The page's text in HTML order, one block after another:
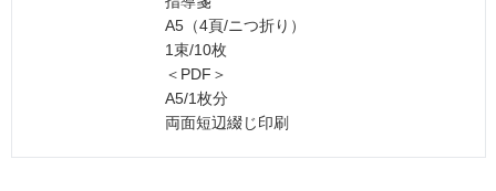
A5（4頁/ニつ折り）
1束/10枚
＜PDF＞
A5/1枚分
両面短辺綴じ印刷